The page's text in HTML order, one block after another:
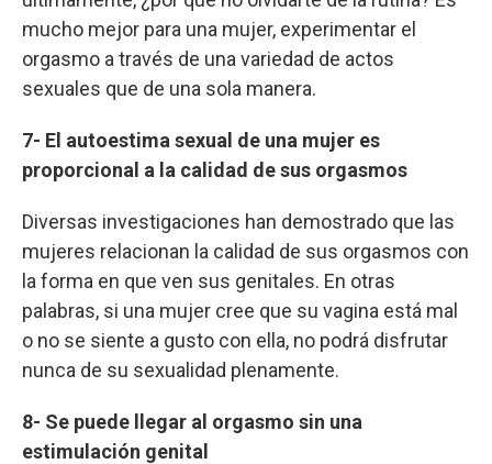
mucho mejor para una mujer, experimentar el
orgasmo a través de una variedad de actos
sexuales que de una sola manera.
7- El autoestima sexual de una mujer es
proporcional a la calidad de sus orgasmos
Diversas investigaciones han demostrado que las
mujeres relacionan la calidad de sus orgasmos con
la forma en que ven sus genitales. En otras
palabras, si una mujer cree que su vagina está mal
o no se siente a gusto con ella, no podrá disfrutar
nunca de su sexualidad plenamente.
8- Se puede llegar al orgasmo sin una
estimulación genital